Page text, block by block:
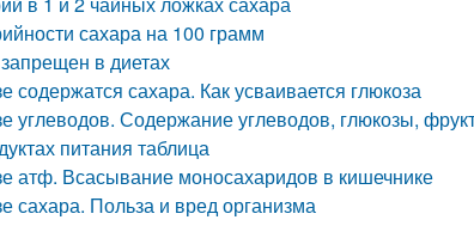
сахара на 100 грамм
в диетах
содержатся сахара. Как усваивается глюкоза
углеводов. Содержание углеводов, глюкозы,
питания таблица
атф. Всасывание моносахаридов в кишечнике
сахара. Польза и вред организма